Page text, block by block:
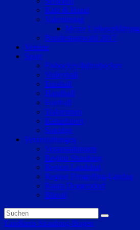
Katz & Hund
Valentinstag
Meine Liebeserklärung
Bundestagswahl 2017
Vereine
Sport
Eishockey/Inlinehockey
Volleyball
Fussball
Handball
Football
Trabrennen
Kampfsport
Sonstige
Veranstaltungen
Veranstaltungen
Region Straubing
Region Landshut
Region Dingolfing-Landau
Raum Deggendorf
Bluval
Landkreis Straubing-Bogen